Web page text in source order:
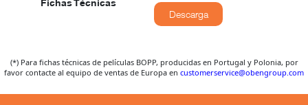
Descarga
BC
en ambas caras, tratado
(*) Para fichas técnicas de películas BOPP, producidas en Portugal y Polonia, por
favor contacte al equipo de ventas de Europa en customerservice@obengroup.com